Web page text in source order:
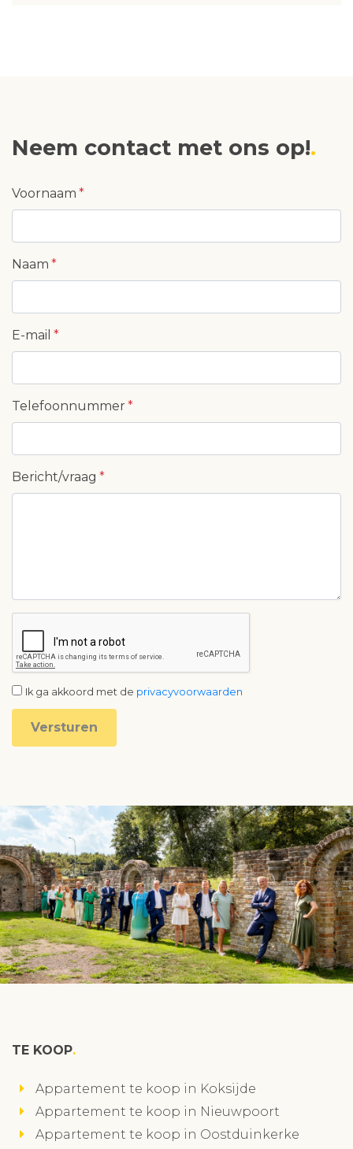
Neem contact met ons op!
Voornaam
Naam
E-mail
Telefoonnummer
Bericht/vraag
Ik ga akkoord met de privacyvoorwaarden
Versturen
TE KOOP
Appartement te koop in Koksijde
Appartement te koop in Nieuwpoort
Appartement te koop in Oostduinkerke